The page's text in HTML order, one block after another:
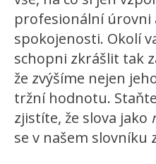
profesionální úrovni
spokojenosti. Okolí
schopni zkrášlit tak
že zvýšíme nejen
tržní hodnotu.
zjistíte, že slova jako
se v našem slovníku